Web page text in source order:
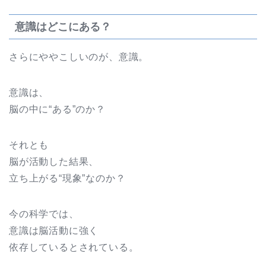
意識はどこにある？
さらにややこしいのが、意識。
意識は、
脳の中に“ある”のか？
それとも
脳が活動した結果、
立ち上がる“現象”なのか？
今の科学では、
意識は脳活動に強く
依存しているとされている。